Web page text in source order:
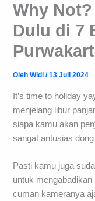
Why
Dulu di 7
OlehWidi/13 Juli 2024
It’s time to holiday
menjelang libur
siapa kamu akan
sangat antusias
Pasti kamu juga
untuk
cuman kameranya